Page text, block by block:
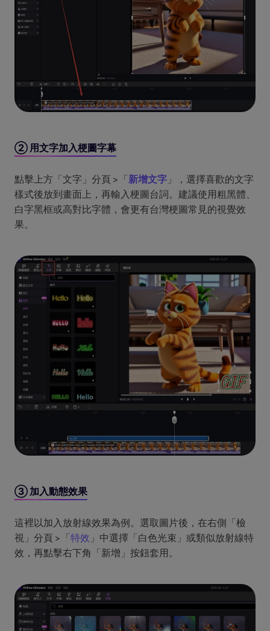
② 用文字加入梗圖字幕
點擊上方「文字」分頁 >「新增文字 」，選擇喜歡的文字
樣式後放到畫面上，再輸入梗圖台詞。建議使用粗黑體、
白字黑框或高對比字體，會更有台灣梗圖常見的視覺效
果。
③ 加入動態效果
這裡以加入放射線效果為例。選取圖片後，在右側「檢
視」分頁 >「特效 」中選擇「白色光束」或類似放射線特
效，再點擊右下角「新增」按鈕套用。